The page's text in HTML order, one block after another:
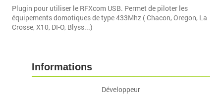
Plugin pour utiliser le RFXcom USB. Permet de piloter les
équipements domotiques de type 433Mhz ( Chacon, Oregon, La
Crosse, X10, DI-O, Blyss...)
Informations
Développeur